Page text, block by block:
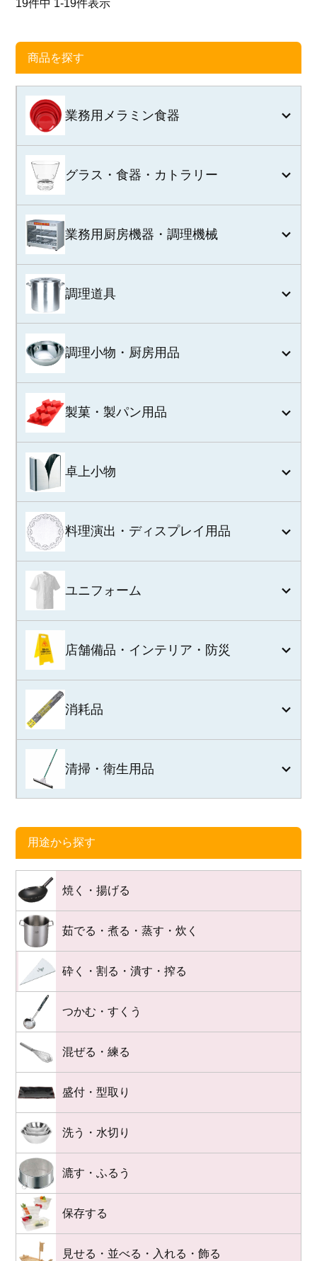
19件中 1-19件表示
商品を探す
業務用メラミン食器
グラス・食器・カトラリー
業務用厨房機器・調理機械
調理道具
調理小物・厨房用品
製菓・製パン用品
卓上小物
料理演出・ディスプレイ用品
ユニフォーム
店舗備品・インテリア・防災
消耗品
清掃・衛生用品
用途から探す
焼く・揚げる
茹でる・煮る・蒸す・炊く
砕く・割る・潰す・搾る
つかむ・すくう
混ぜる・練る
盛付・型取り
洗う・水切り
漉す・ふるう
保存する
見せる・並べる・入れる・飾る